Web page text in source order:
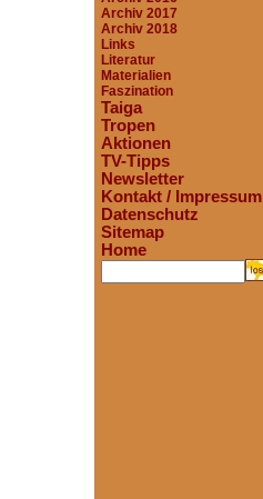
Archiv 2017
Archiv 2018
Links
Literatur
Materialien
Faszination
Taiga
Tropen
Aktionen
TV-Tipps
Newsletter
Kontakt / Impressum
Datenschutz
Sitemap
Home